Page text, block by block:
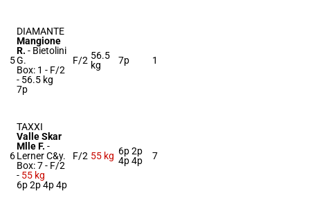
5
DIAMANTE
Mangione
R. - Bietolini
G.
Box: 1 - F/2
- 56.5 kg
7p
F/2 56.5
kg
7p 1
6
TAXXI
Valle Skar
Mlle F. -
Lerner C&y.
Box: 7 - F/2
- 55 kg
6p 2p 4p 4p
F/2 55 kg 6p 2p
4p 4p
7